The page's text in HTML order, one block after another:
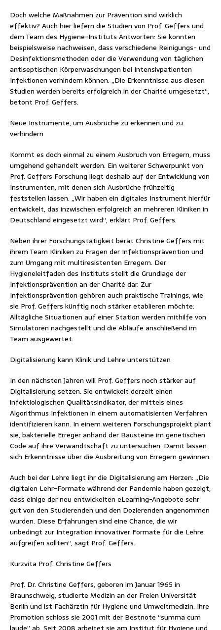
Doch welche Maßnahmen zur Prävention sind wirklich
effektiv? Auch hier liefern die Studien von Prof. Geffers und
dem Team des Hygiene-Instituts Antworten: Sie konnten
beispielsweise nachweisen, dass verschiedene Reinigungs- und
Desinfektionsmethoden oder die Verwendung von täglichen
antiseptischen Körperwaschungen bei Intensivpatienten
Infektionen verhindern können. „Die Erkenntnisse aus diesen
Studien werden bereits erfolgreich in der Charité umgesetzt“,
betont Prof. Geffers.
Neue Instrumente, um Ausbrüche zu erkennen und zu
verhindern
Kommt es doch einmal zu einem Ausbruch von Erregern, muss
umgehend gehandelt werden. Ein weiterer Schwerpunkt von
Prof. Geffers Forschung liegt deshalb auf der Entwicklung von
Instrumenten, mit denen sich Ausbrüche frühzeitig
feststellen lassen. „Wir haben ein digitales Instrument hierfür
entwickelt, das inzwischen erfolgreich an mehreren Kliniken in
Deutschland eingesetzt wird“, erklärt Prof. Geffers.
Neben ihrer Forschungstätigkeit berät Christine Geffers mit
ihrem Team Kliniken zu Fragen der Infektionsprävention und
zum Umgang mit multiresistenten Erregern. Der
Hygieneleitfaden des Instituts stellt die Grundlage der
Infektionsprävention an der Charité dar. Zur
Infektionsprävention gehören auch praktische Trainings, wie
sie Prof. Geffers künftig noch stärker etablieren möchte:
Alltägliche Situationen auf einer Station werden mithilfe von
Simulatoren nachgestellt und die Abläufe anschließend im
Team ausgewertet.
Digitalisierung kann Klinik und Lehre unterstützen
In den nächsten Jahren will Prof. Geffers noch stärker auf
Digitalisierung setzen. Sie entwickelt derzeit einen
infektiologischen Qualitätsindikator, der mittels eines
Algorithmus Infektionen in einem automatisierten Verfahren
identifizieren kann. In einem weiteren Forschungsprojekt plant
sie, bakterielle Erreger anhand der Bausteine im genetischen
Code auf ihre Verwandtschaft zu untersuchen. Damit lassen
sich Erkenntnisse über die Ausbreitung von Erregern gewinnen.
Auch bei der Lehre liegt ihr die Digitalisierung am Herzen: „Die
digitalen Lehr-Formate während der Pandemie haben gezeigt,
dass einige der neu entwickelten eLearning-Angebote sehr
gut von den Studierenden und den Dozierenden angenommen
wurden. Diese Erfahrungen sind eine Chance, die wir
unbedingt zur Integration innovativer Formate für die Lehre
aufgreifen sollten“, sagt Prof. Geffers.
Kurzvita Prof. Christine Geffers
Prof. Dr. Christine Geffers, geboren im Januar 1965 in
Braunschweig, studierte Medizin an der Freien Universität
Berlin und ist Fachärztin für Hygiene und Umweltmedizin. Ihre
Promotion schloss sie 2001 mit der Bestnote “summa cum
laude” ab. Seit 2008 arbeitet sie am Institut für Hygiene und